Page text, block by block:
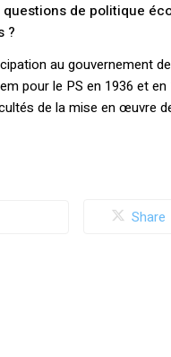
questions de politique
?
au gouvernement
pour le PS en 1936 et
de la mise en œuvre
Share